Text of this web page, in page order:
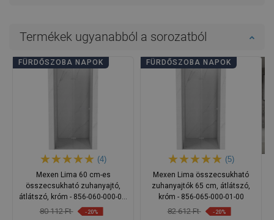
Termékek ugyanabból a sorozatból
FÜRDŐSZOBA NAPOK
(4)
Mexen Lima 60 cm-es
összecsukható zuhanyajtó,
átlátszó, króm - 856-060-000-01-
00
80 112 Ft -20%
FÜRDŐSZOBA NAPOK
(5)
Mexen Lima összecsukható
zuhanyajtók 65 cm, átlátszó,
króm - 856-065-000-01-00
82 612 Ft -20%